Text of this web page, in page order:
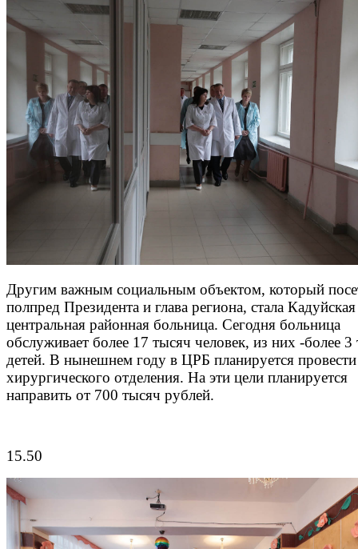
Другим важным социальным объектом, который
полпред Президента и глава региона, стала Кадуйская
центральная районная больница. Сегодня больница
обслуживает более 17 тысяч человек, из них -более 3
детей. В нынешнем году в ЦРБ планируется
хирургического отделения. На эти цели планируется
направить от 700 тысяч рублей.
15.50